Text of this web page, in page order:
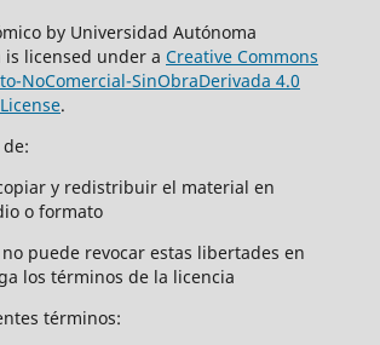
by Universidad Autónoma
licensed under a Creative Commons
NoComercial-SinObraDerivada 4.0
.
y redistribuir el material en
o formato
puede revocar estas libertades en
los términos de la licencia
términos: